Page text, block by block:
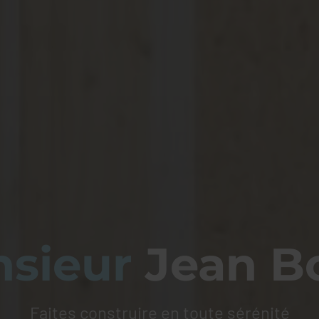
Jean
Faites construire en toute sérénité